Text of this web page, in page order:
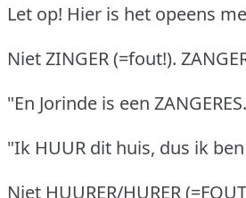
Let op! Hier is het opeens
Niet ZINGER (=fout!).
"En Jorinde is een
"Ik HUUR dit huis, dus ik ben
Niet HUURER/HURER